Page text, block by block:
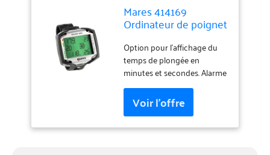
Mares 414169
Ordinateur de poignet
unisexe pour adulte,
noir, taille unique
Option pour l'affichage du
temps de plongée en
minutes et secondes. Alarme
exponentiel. Fonction multi
mélange.